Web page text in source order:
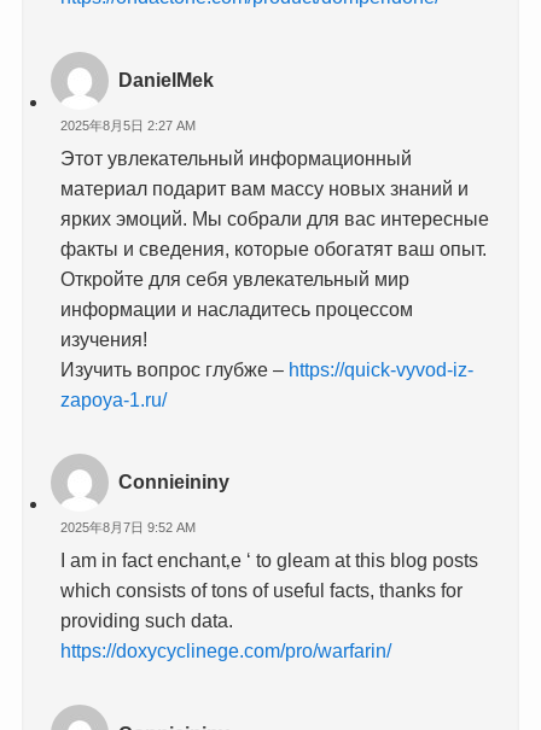
DanielMek
2025年8月5日 2:27 AM
Этот увлекательный информационный
материал подарит вам массу новых знаний и
ярких эмоций. Мы собрали для вас интересные
факты и сведения, которые обогатят ваш опыт.
Откройте для себя увлекательный мир
информации и насладитесь процессом
изучения!
Изучить вопрос глубже – https://quick-vyvod-iz-
zapoya-1.ru/
Connieininy
2025年8月7日 9:52 AM
I am in fact enchant‚e ‘ to gleam at this blog posts
which consists of tons of useful facts, thanks for
providing such data.
https://doxycyclinege.com/pro/warfarin/